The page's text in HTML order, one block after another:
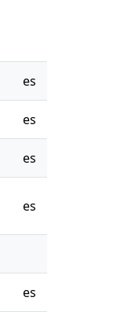
es
es
es
es
es